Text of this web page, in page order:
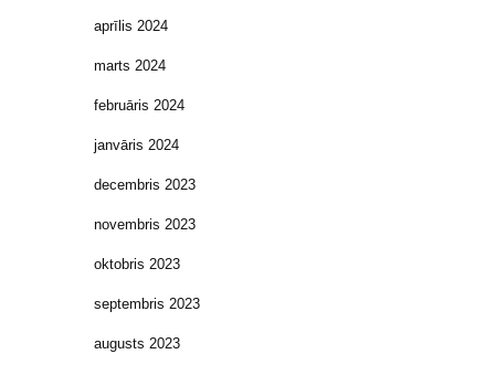
aprīlis 2024
marts 2024
februāris 2024
janvāris 2024
decembris 2023
novembris 2023
oktobris 2023
septembris 2023
augusts 2023